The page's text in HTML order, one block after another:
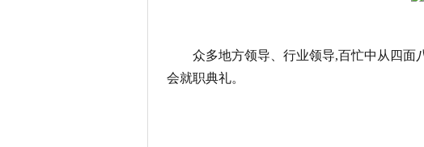
众多地方领导、行业领导,百忙中从四面
会就职典礼。